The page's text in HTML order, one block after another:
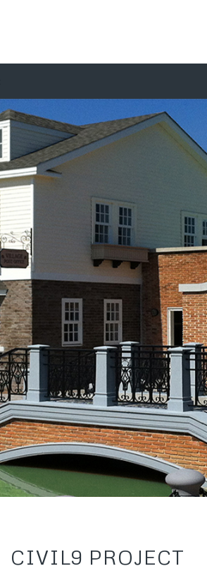
CIVIL9 PROJECT